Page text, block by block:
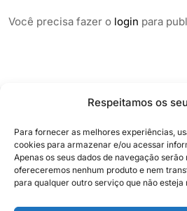
Respeitamos os
Para fornecer as melhores experiências,
cookies para armazenar e/ou acessar
Apenas os seus dados de navegação
ofereceremos nenhum produto e nem
para qualquer outro serviço que não esteja
Você precisa fazer o login para
Siga e compartilhe